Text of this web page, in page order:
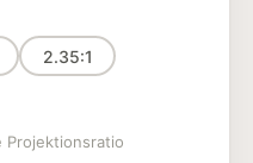
2.35:1
Projektionsratio